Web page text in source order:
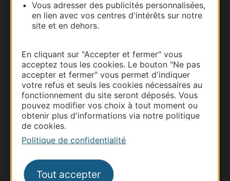
Vous adresser des publicités personnalisées,
en lien avec vos centres d'intérêts sur notre
site et en dehors.
En cliquant sur "Accepter et fermer" vous
acceptez tous les cookies. Le bouton "Ne pas
accepter et fermer" vous permet d'indiquer
votre refus et seuls les cookies nécessaires au
fonctionnement du site seront déposés. Vous
pouvez modifier vos choix à tout moment ou
obtenir plus d'informations via notre politique
de cookies.
Politique de confidentialité
Tout accepter
Thermalisme
Business/Mice
Pros d'Occitanie
Site presse et d'influence
Voyagistes
Destination Sport